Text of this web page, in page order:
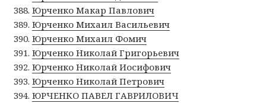
Юрченко Макар Павлович
Юрченко Михаил Васильевич
Юрченко Михаил Фомич
Юрченко Николай Григорьевич
Юрченко Николай Иосифович
Юрченко Николай Петрович
ЮРЧЕНКО ПАВЕЛ ГАВРИЛОВИЧ